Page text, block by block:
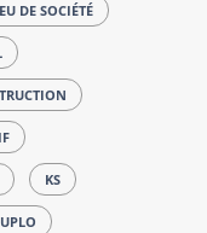
DE SOCIÉTÉ
KS